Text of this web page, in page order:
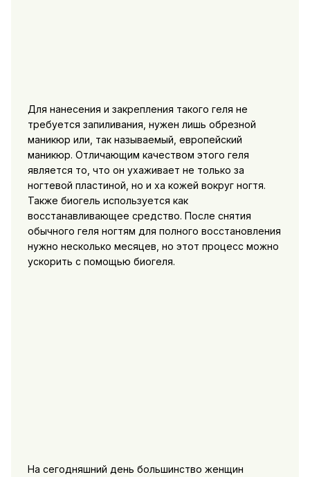
Для нанесения и закрепления такого геля не
требуется запиливания, нужен лишь обрезной
маникюр или, так называемый, европейский
маникюр. Отличающим качеством этого геля
является то, что он ухаживает не только за
ногтевой пластиной, но и ха кожей вокруг ногтя.
Также биогель используется как
восстанавливающее средство. После снятия
обычного геля ногтям для полного восстановления
нужно несколько месяцев, но этот процесс можно
ускорить с помощью биогеля.
На сегодняшний день большинство женщин